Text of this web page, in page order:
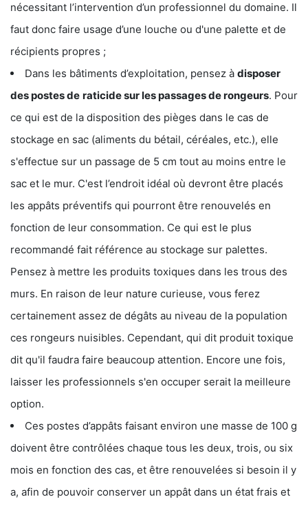
nécessitant l’intervention d’un professionnel du domaine. Il
faut donc faire usage d’une louche ou d'une palette et de
récipients propres ;
Dans les bâtiments d’exploitation, pensez à disposer
des postes de raticide sur les passages de rongeurs. Pour
ce qui est de la disposition des pièges dans le cas de
stockage en sac (aliments du bétail, céréales, etc.), elle
s'effectue sur un passage de 5 cm tout au moins entre le
sac et le mur. C'est l’endroit idéal où devront être placés
les appâts préventifs qui pourront être renouvelés en
fonction de leur consommation. Ce qui est le plus
recommandé fait référence au stockage sur palettes.
Pensez à mettre les produits toxiques dans les trous des
murs. En raison de leur nature curieuse, vous ferez
certainement assez de dégâts au niveau de la population
ces rongeurs nuisibles. Cependant, qui dit produit toxique
dit qu'il faudra faire beaucoup attention. Encore une fois,
laisser les professionnels s'en occuper serait la meilleure
option.
Ces postes d’appâts faisant environ une masse de 100 g
doivent être contrôlées chaque tous les deux, trois, ou six
mois en fonction des cas, et être renouvelées si besoin il y
a, afin de pouvoir conserver un appât dans un état frais et